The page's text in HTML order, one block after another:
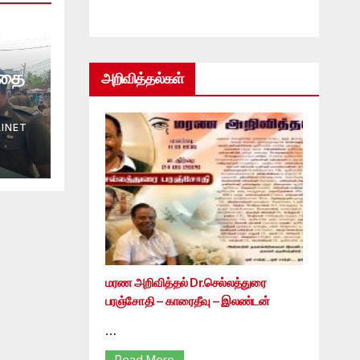
அறிவித்தல்கள்
மரண அறிவித்தல் Dr.செல்லத்துரை
பரஞ்சோதி – காரைதீவு – இலண்டன்
…